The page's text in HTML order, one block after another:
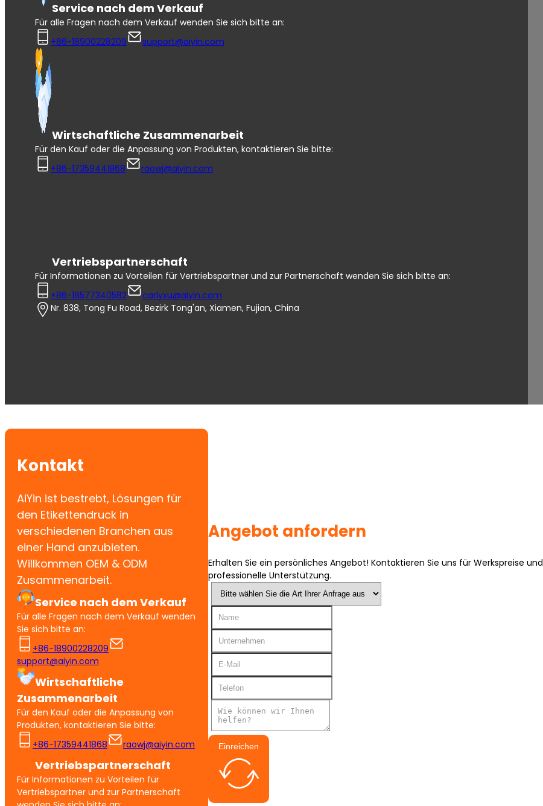
Service nach dem Verkauf
Für alle Fragen nach dem Verkauf wenden Sie sich bitte an:
+86-18900228209
support@aiyin.com
Wirtschaftliche Zusammenarbeit
Für den Kauf oder die Anpassung von Produkten, kontaktieren Sie bitte:
+86-17359441868
raowj@aiyin.com
Vertriebspartnerschaft
Für Informationen zu Vorteilen für Vertriebspartner und zur Partnerschaft wenden Sie sich bitte an:
+86-18577340582
carlyxu@aiyin.com
Nr. 838, Tong Fu Road, Bezirk Tong'an, Xiamen, Fujian, China
Kontakt
AiYin ist bestrebt, Lösungen für
den Etikettendruck in
verschiedenen Branchen aus
einer Hand anzubieten.
Willkommen OEM & ODM
Zusammenarbeit.
Service nach dem Verkauf
Für alle Fragen nach dem Verkauf wenden
Sie sich bitte an:
+86-18900228209
support@aiyin.com
Wirtschaftliche
Zusammenarbeit
Für den Kauf oder die Anpassung von
Produkten, kontaktieren Sie bitte:
+86-17359441868
raowj@aiyin.com
Vertriebspartnerschaft
Für Informationen zu Vorteilen für
Vertriebspartner und zur Partnerschaft
Angebot anfordern
Erhalten Sie ein persönliches Angebot! Kontaktieren Sie uns für Werkspreise und
professionelle Unterstützung.
Einreichen